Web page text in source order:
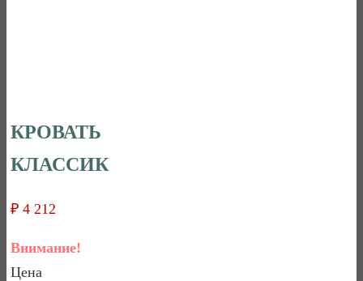
КРОВАТЬ
КЛАССИК
₽ 4 212
Внимание!
Цена